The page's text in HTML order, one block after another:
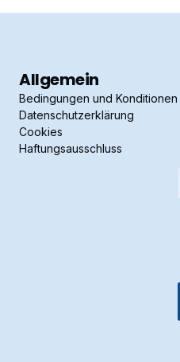
Allgemein
Bedingungen und Konditionen
Datenschutzerklärung
Cookies
Haftungsausschluss